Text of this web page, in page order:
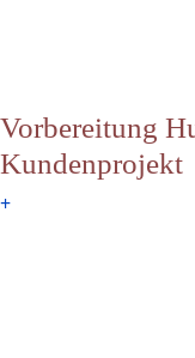
Vorbereitung
Kundenprojekt
+